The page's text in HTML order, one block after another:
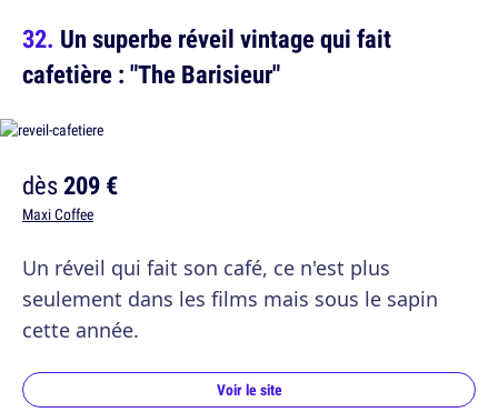
Un superbe réveil vintage qui fait
cafetière : "The Barisieur"
dès209 €
Maxi Coffee
Un réveil qui fait son café, ce n'est plus
seulement dans les films mais sous le sapin
cette année.
Voir le site